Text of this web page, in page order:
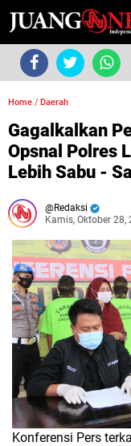
Home / Daerah
Gagalkalkan
Opsnal Polres
Lebih Sabu -
Redaksi
Kamis, Oktober 28,
Konferensi Pers